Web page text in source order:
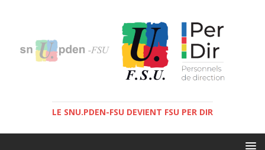
LE SNU.PDEN-FSU DEVIENT FSU PER DIR